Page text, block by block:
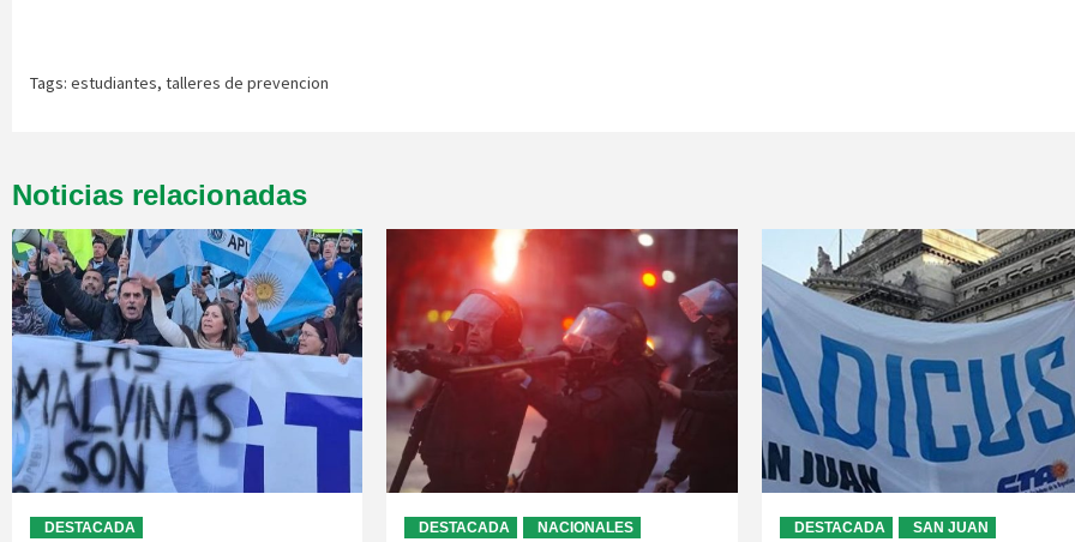
Tags: estudiantes, talleres de prevencion
Noticias relacionadas
DESTACADA
DESTACADA
NACIONALES
DESTACADA SAN JUAN